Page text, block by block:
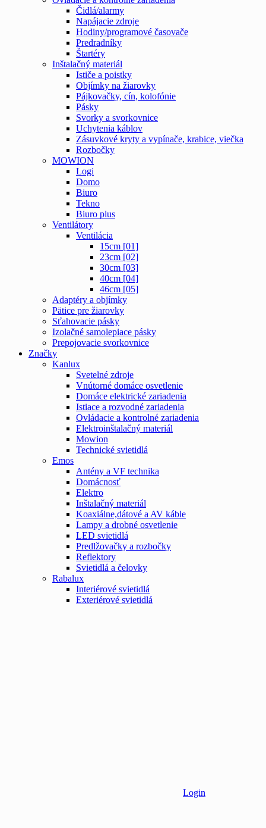
Čidlá/alarmy
Napájacie zdroje
Hodiny/programové časovače
Predradníky
Štartéry
Inštalačný materiál
Ističe a poistky
Objímky na žiarovky
Pájkovačky, cín, kolofónie
Pásky
Svorky a svorkovnice
Uchytenia káblov
Zásuvkové kryty a vypínače, krabice, viečka
Rozbočky
MOWION
Logi
Domo
Biuro
Tekno
Biuro plus
Ventilátory
Ventilácia
15cm [01]
23cm [02]
30cm [03]
40cm [04]
46cm [05]
Adaptéry a objímky
Pätice pre žiarovky
Sťahovacie pásky
Izolačné samolepiace pásky
Prepojovacie svorkovnice
Značky
Kanlux
Svetelné zdroje
Vnútorné domáce osvetlenie
Domáce elektrické zariadenia
Istiace a rozvodné zariadenia
Ovládacie a kontrolné zariadenia
Elektroinštalačný materiál
Mowion
Technické svietidlá
Emos
Antény a VF technika
Domácnosť
Elektro
Inštalačný materiál
Koaxiálne,dátové a AV káble
Lampy a drobné osvetlenie
LED svietidlá
Predlžovačky a rozbočky
Reflektory
Svietidlá a čelovky
Rabalux
Interiérové svietidlá
Exteriérové svietidlá
Login